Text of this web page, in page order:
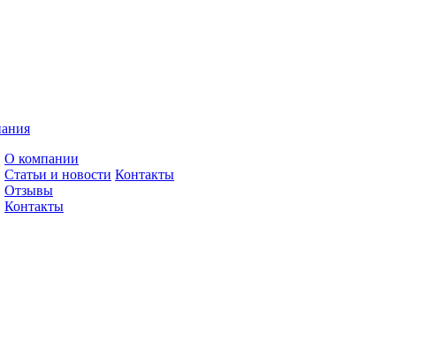
О компании
Статьи и новости
Отзывы
Контакты
Контакты